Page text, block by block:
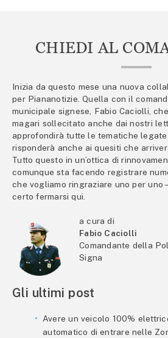
CHIEDI AL
Inizia da questo mese una nuova
per Piananotizie. Quella con il
municipale signese, Fabio Caciolli,
magari sollecitato anche dai nostri
approfondirà tutte le tematiche legate
risponderà anche ai quesiti che
Tutto questo in un’ottica di
comunque sta facendo registrare
che vogliamo ringraziare uno per uno
certo fermarsi qui.
a cura di
Fabio Caciolli
Comandante della
Signa
Gli ultimi post
Avere un veicolo 100%
automatico di entrare nelle